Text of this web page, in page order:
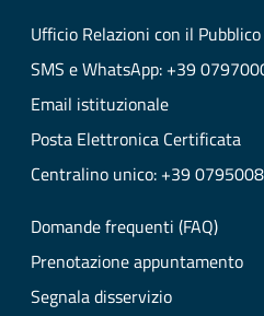
Ufficio Relazioni con il Pubblico
SMS e WhatsApp: +39
Email istituzionale
Posta Elettronica Certificata
Centralino unico: +39
Domande frequenti (FAQ)
Prenotazione appuntamento
Segnala disservizio